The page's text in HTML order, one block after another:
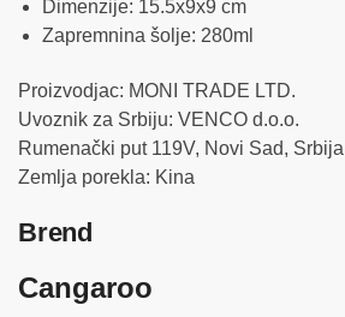
Dimenzije: 15.5x9x9 cm
Zapremnina šolje: 280ml
Proizvodjac: MONI TRADE LTD.
Uvoznik za Srbiju: VENCO d.o.o.
Rumenački put 119V, Novi Sad, Srbija
Zemlja porekla: Kina
Brend
Cangaroo